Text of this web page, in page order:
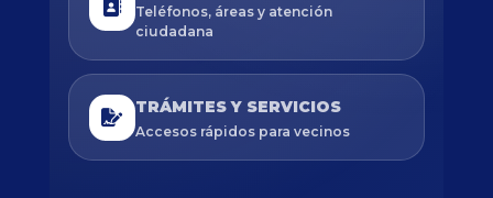
Teléfonos, áreas y atención
ciudadana
TRÁMITES Y SERVICIOS
Accesos rápidos para vecinos